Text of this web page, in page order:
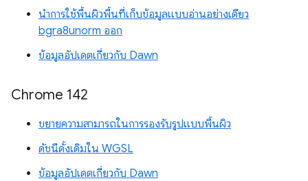
นำการใช้พื้นผิวพื้นที่เก็บข้อมูลแบบอ่านอย่างเดียว
bgra8unorm ออก
ข้อมูลอัปเดตเกี่ยวกับ Dawn
Chrome 142
ขยายความสามารถในการรองรับรูปแบบพื้นผิว
ดัชนีดั้งเดิมใน WGSL
ข้อมูลอัปเดตเกี่ยวกับ Dawn